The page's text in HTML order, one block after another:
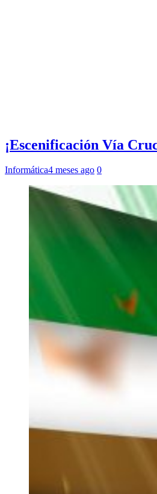
¡Escenificación Vía
Informática4 meses ago 0